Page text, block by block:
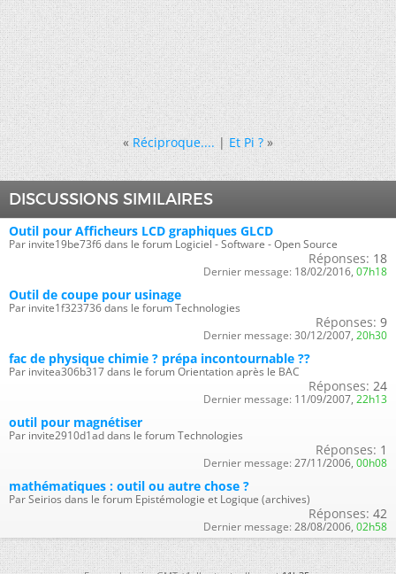
« Réciproque....|Et Pi ? »
DISCUSSIONS SIMILAIRES
Outil pour Afficheurs LCD graphiques GLCD
Par invite19be73f6 dans le forum Logiciel - Software - Open Source
Réponses: 18
Dernier message: 18/02/2016, 07h18
Outil de coupe pour usinage
Par invite1f323736 dans le forum Technologies
Réponses: 9
Dernier message: 30/12/2007, 20h30
fac de physique chimie ? prépa incontournable ??
Par invitea306b317 dans le forum Orientation après le BAC
Réponses: 24
Dernier message: 11/09/2007, 22h13
outil pour magnétiser
Par invite2910d1ad dans le forum Technologies
Réponses: 1
Dernier message: 27/11/2006, 00h08
mathématiques : outil ou autre chose ?
Par Seirios dans le forum Epistémologie et Logique (archives)
Réponses: 42
Dernier message: 28/08/2006, 02h58